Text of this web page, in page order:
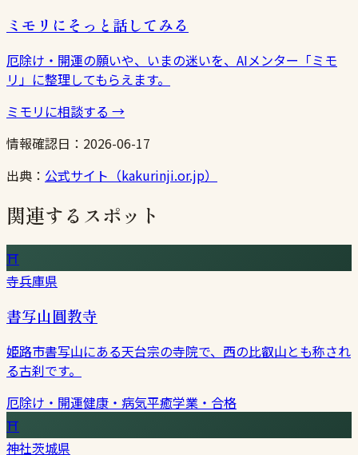
ミモリにそっと話してみる
厄除け・開運の願いや、いまの迷いを、AIメンター「ミモ
リ」に整理してもらえます。
ミモリに相談する →
情報確認日： 2026-06-17
出典： 公式サイト（kakurinji.or.jp）
関連するスポット
⛩
寺兵庫県
書写山圓教寺
姫路市書写山にある天台宗の寺院で、西の比叡山とも称され
る古刹です。
厄除け・開運健康・病気平癒学業・合格
⛩
神社茨城県